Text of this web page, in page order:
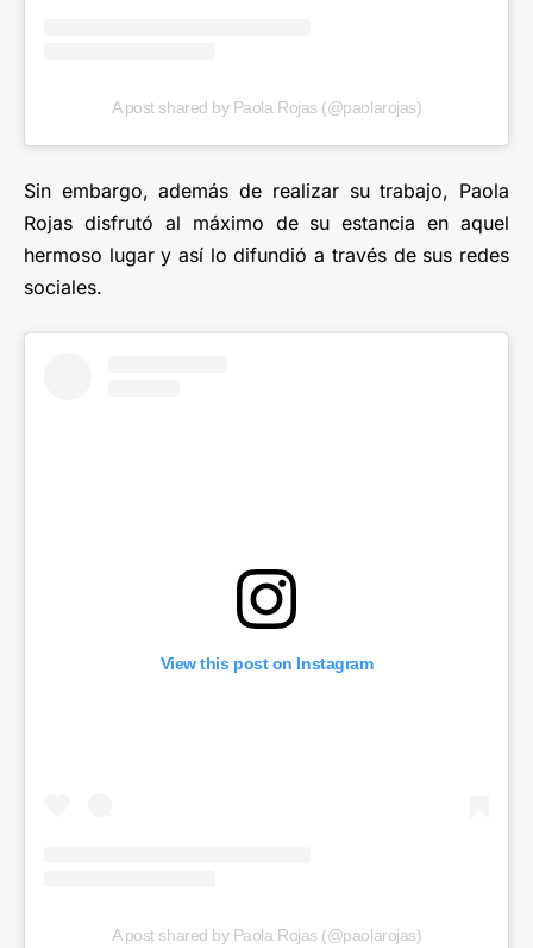
A post shared by Paola Rojas (@paolarojas)
Sin embargo, además de realizar su trabajo, Paola
Rojas disfrutó al máximo de su estancia en aquel
hermoso lugar y así lo difundió a través de sus redes
sociales.
View this post on Instagram
A post shared by Paola Rojas (@paolarojas)